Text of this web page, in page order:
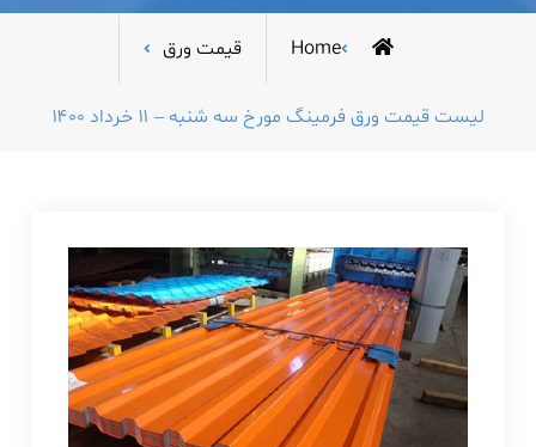
Home قیمت ورق
لیست قیمت ورق فرمینگ مورخ سه شنبه – ۱۱ خرداد ۱۴۰۰